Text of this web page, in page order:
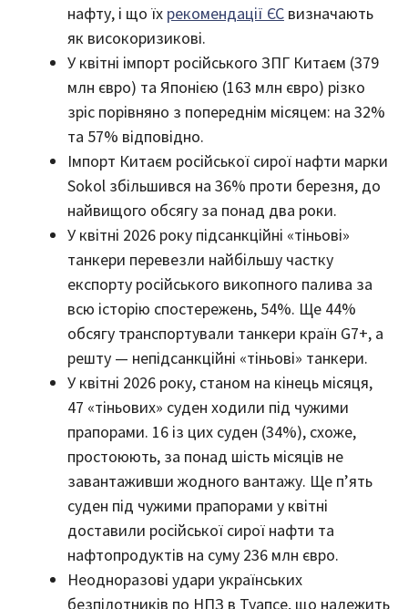
нафту, і що їх рекомендації ЄС визначають
як високоризикові.
У квітні імпорт російського ЗПГ Китаєм (379
млн євро) та Японією (163 млн євро) різко
зріс порівняно з попереднім місяцем: на 32%
та 57% відповідно.
Імпорт Китаєм російської сирої нафти марки
Sokol збільшився на 36% проти березня, до
найвищого обсягу за понад два роки.
У квітні 2026 року підсанкційні «тіньові»
танкери перевезли найбільшу частку
експорту російського викопного палива за
всю історію спостережень, 54%. Ще 44%
обсягу транспортували танкери країн G7+, а
решту — непідсанкційні «тіньові» танкери.
У квітні 2026 року, станом на кінець місяця,
47 «тіньових» суден ходили під чужими
прапорами. 16 із цих суден (34%), схоже,
простоюють, за понад шість місяців не
завантаживши жодного вантажу. Ще п’ять
суден під чужими прапорами у квітні
доставили російської сирої нафти та
нафтопродуктів на суму 236 млн євро.
Неодноразові удари українських
безпілотників по НПЗ в Туапсе, що належить